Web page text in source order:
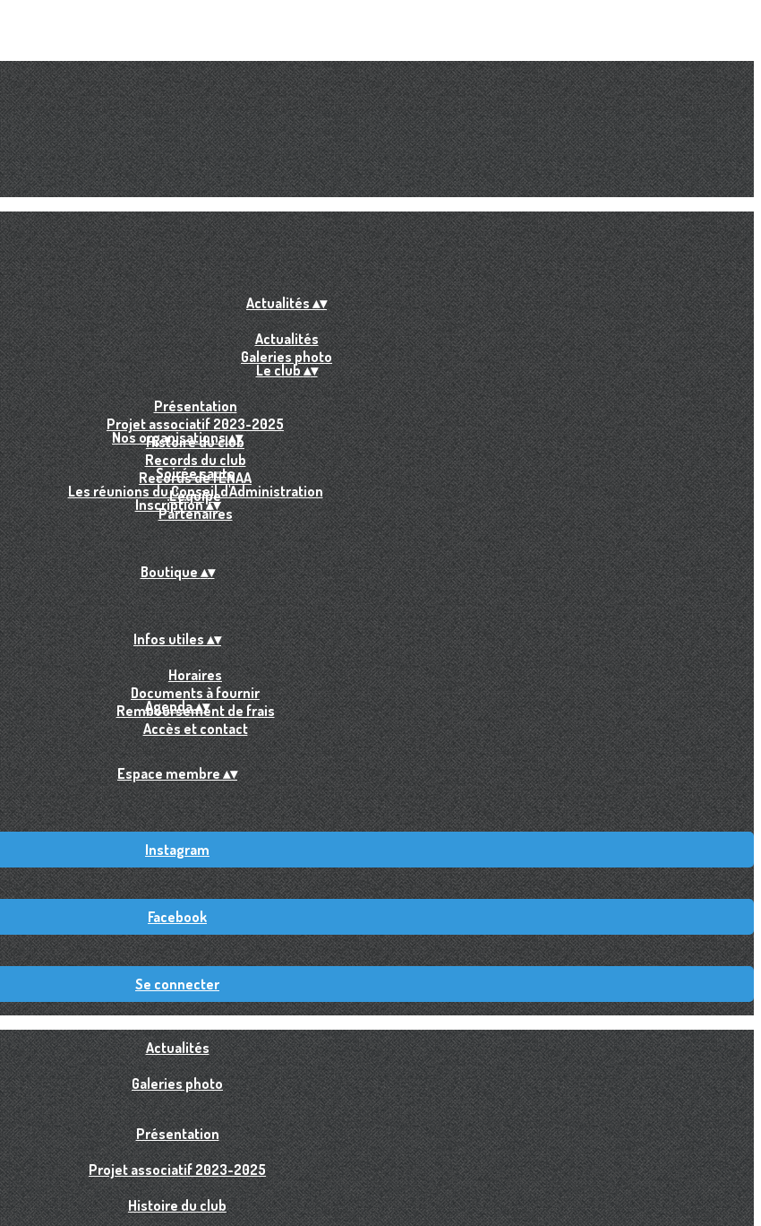
Actualités▴▾
Actualités
Galeries photo
Le club▴▾
Présentation
Projet associatif 2023-2025
Histoire du club
Records du club
Records de l'ENAA
L'équipe
Partenaires
Nos organisations▴▾
Soirée sauts
Les réunions du Conseil d'Administration
Inscription▴▾
Boutique▴▾
Infos utiles▴▾
Horaires
Documents à fournir
Remboursement de frais
Accès et contact
Agenda▴▾
Espace membre▴▾
Instagram
Facebook
Se connecter
Actualités
Galeries photo
Présentation
Projet associatif 2023-2025
Histoire du club